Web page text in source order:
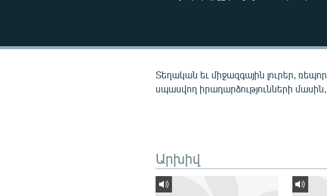
ՍՊՈՐՏ
Տեղական եւ միջազգային լուրեր,
սպասվող իրադարձությունների
Արխիվ